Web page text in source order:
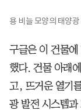
용 비늘 모양의 태양
구글은 이 건물에
했다. 건물 아래
고, 뜨거운 열기
광 발전 시스템